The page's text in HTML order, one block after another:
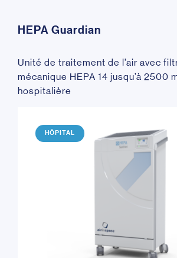
HEPA Guardian
Unité de traitement de l’air avec
mécanique HEPA 14 jusqu’à 2500
hospitalière
HÔPITAL